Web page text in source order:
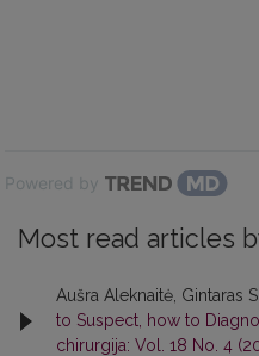
Powered by
Most read articles
Aušra Aleknaitė, Gintaras
to Suspect, how to
chirurgija: Vol. 18 No. 4